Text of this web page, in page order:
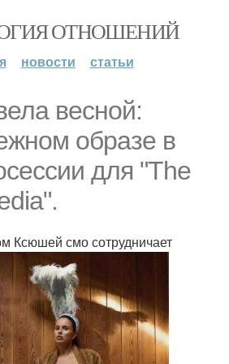
ОТНОШЕНИЙ
новости статьи
весной:
образе в
для "The
Ксюшей смо сотрудничает